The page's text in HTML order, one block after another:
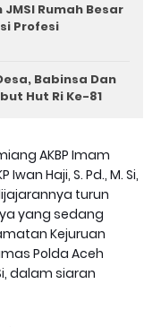
Rumah Besar
Profesi
Babinsa Dan
Hut Ri Ke-81
AKBP Imam
Haji, S. Pd., M. Si,
turun
yang sedang
Kejuruan
Polda Aceh
dalam siaran